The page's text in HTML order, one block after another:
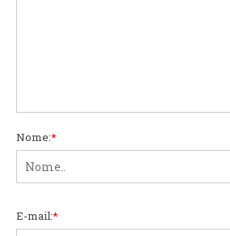
Nome:*
E-mail:*